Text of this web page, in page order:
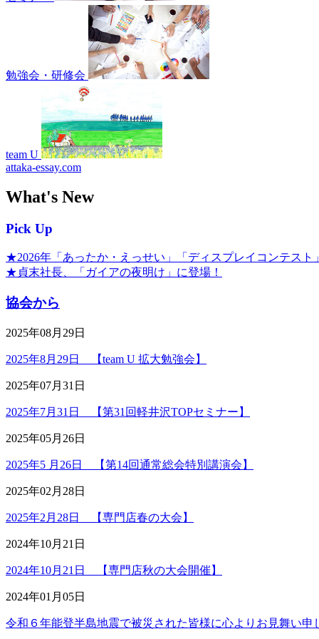
勉強会・研修会
team U
attaka-essay.com
What's New
Pick Up
★2026年「あったか・えっせい」「ディスプレイコンテスト
★貞末社長、「ガイアの夜明け」に登場！
協会から
2025年08月29日
2025年8月29日 【team U 拡大勉強会】
2025年07月31日
2025年7月31日 【第31回軽井沢TOPセミナー】
2025年05月26日
2025年5 月26日 【第14回通常総会特別講演会】
2025年02月28日
2025年2月28日 【専門店春の大会】
2024年10月21日
2024年10月21日 【専門店秋の大会開催】
2024年01月05日
令和６年能登半島地震で被災された皆様に心よりお見舞い申